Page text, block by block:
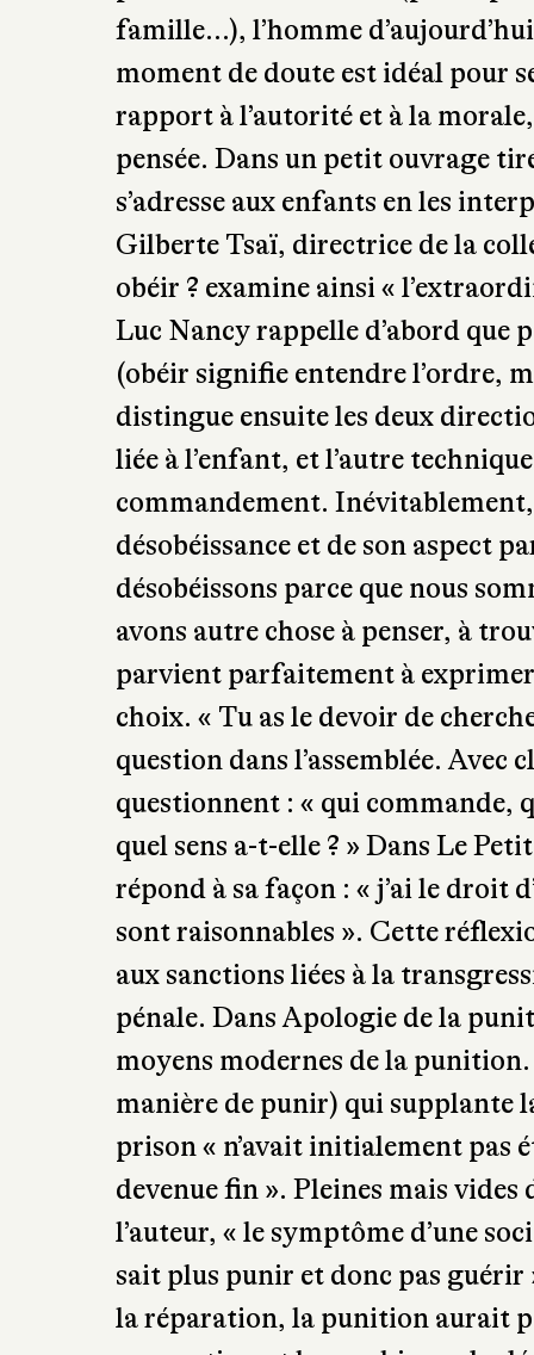
Quelle est la place de la pensée et
par l’obéissance technique et la
gouverne ? Celle de l’autre ou
aujourd’hui ? Trois parutions
punition, l’obéissance et la
Au moment où les grands
parfaitement leur rôle (partis
famille…), l’homme
moment de doute est idéal pour
rapport à l’autorité et à la
pensée. Dans un petit ouvrage
s’adresse aux enfants en les
Gilberte Tsaï, directrice de la
obéir ? examine ainsi «
Luc Nancy rappelle d’abord que
(obéir signifie entendre l’ordre,
distingue ensuite les deux
liée à l’enfant, et l’autre
commandement.
désobéissance et de son aspect
désobéissons parce que nous
avons autre chose à penser, à
parvient parfaitement à exprimer
choix. « Tu as le devoir de
question dans l’assemblée. Avec
questionnent : « qui commande,
quel sens a-t-elle ? » Dans Le
répond à sa façon : « j’ai le droit
sont raisonnables ». Cette
aux sanctions liées à la
pénale. Dans Apologie de la
moyens modernes de la